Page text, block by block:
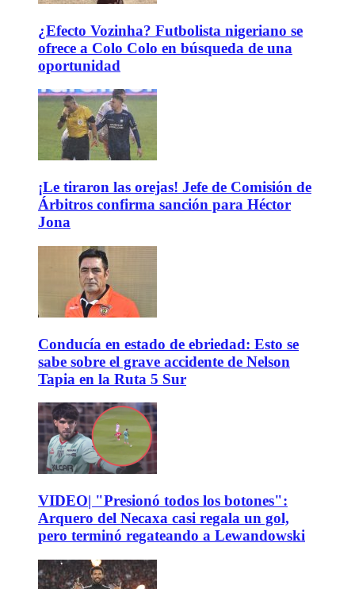
¿Efecto Vozinha? Futbolista nigeriano se
ofrece a Colo Colo en búsqueda de una
oportunidad
¡Le tiraron las orejas! Jefe de Comisión de
Árbitros confirma sanción para Héctor
Jona
Conducía en estado de ebriedad: Esto se
sabe sobre el grave accidente de Nelson
Tapia en la Ruta 5 Sur
VIDEO| "Presionó todos los botones":
Arquero del Necaxa casi regala un gol,
pero terminó regateando a Lewandowski